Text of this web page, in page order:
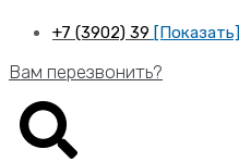
+7 (3902) 39 [Показать]
Вам перезвонить?